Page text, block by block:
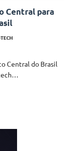
Central para
Central do Brasil